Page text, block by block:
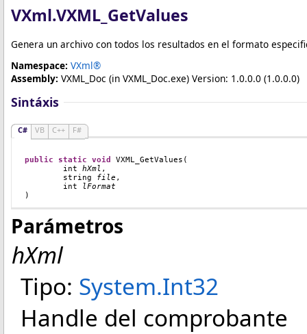
VXml.VXML_GetValues
Genera un archivo con todos los resultados en el formato
Namespace: VXml®
Assembly: VXML_Doc (in VXML_Doc.exe) Version: 1.0.0.0 (1.0.0.0)
Sintáxis
C# VB C++ F#
public static void VXML_GetValues (
int
hXml ,
string
file ,
int
lFormat
)
Parámetros
hXml
Tipo: System.Int32
Handle del comprobante